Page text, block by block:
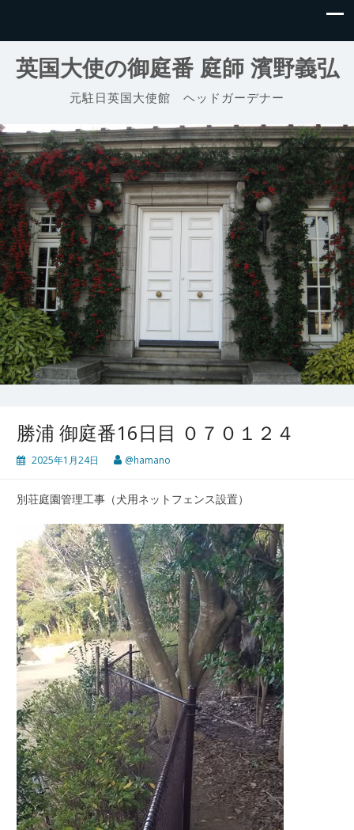
英国大使の御庭番 庭師 濱野義弘
元駐日英国大使館 ヘッドガーデナー
勝浦 御庭番16日目 ０７０１２４
2025年1月24日 @hamano
別荘庭園管理工事（犬用ネットフェンス設置）